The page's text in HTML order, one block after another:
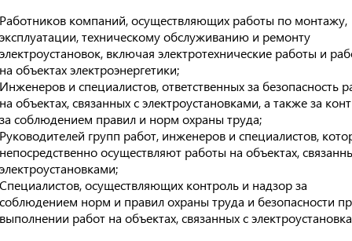
компаний, осуществляющих работы по монтажу,
техническому обслуживанию и ремонту
включая электротехнические работы и
объектах электроэнергетики;
и специалистов, ответственных за безопасность
объектах, связанных с электроустановками, а также за
соблюдением правил и норм охраны труда;
групп работ, инженеров и специалистов,
осуществляют работы на объектах,
осуществляющих контроль и надзор за
норм и правил охраны труда и безопасности
работ на объектах, связанных с